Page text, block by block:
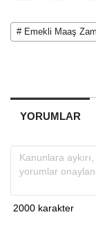
# Emekli Maaş
YORUMLAR